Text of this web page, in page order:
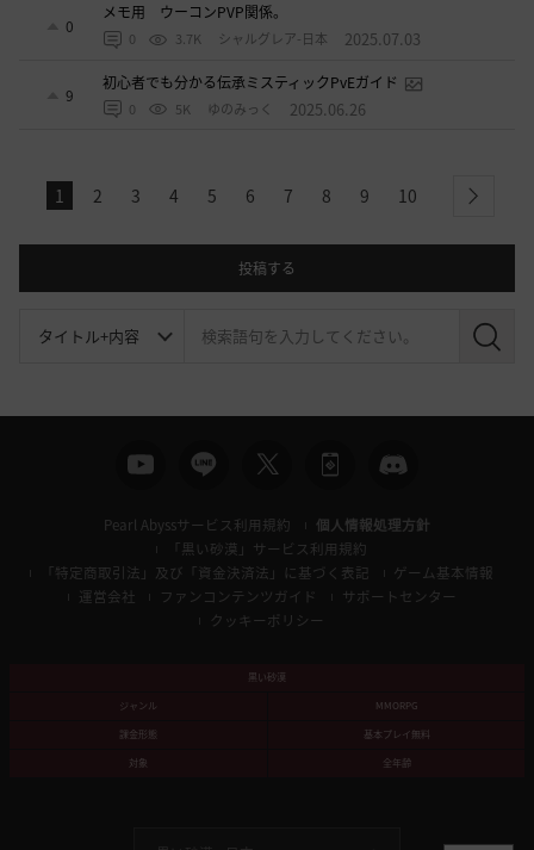
0
メモ用 ウーコンPVP関係。
0 3.7K シャルグレア-日本 2025.07.03
9
初心者でも分かる伝承ミスティックPvEガイド
0 5K ゆのみっく 2025.06.26
1 2 3 4 5 6 7 8 9 10 next
投稿する
検
Pearl Abyssサービス利用規約
個人情報処理方針
「黒い砂漠」サービス利用規約
「特定商取引法」及び「資金決済法」に基づく表記
ゲーム基本情報
運営会社
ファンコンテンツガイド
サポートセンター
クッキーポリシー
黒い砂漠
ジャンル
MMORPG
課金形態
基本プレイ無料
対象
全年齢